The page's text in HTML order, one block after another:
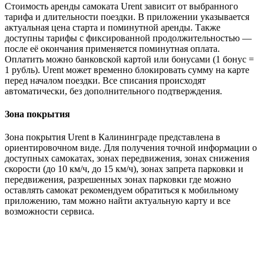
Стоимость аренды самоката Urent зависит от выбранного
тарифа и длительности поездки. В приложении указывается
актуальная цена старта и поминутной аренды. Также
доступны тарифы с фиксированной продолжительностью —
после её окончания применяется поминутная оплата.
Оплатить можно банковской картой или бонусами (1 бонус =
1 рубль). Urent может временно блокировать сумму на карте
перед началом поездки. Все списания происходят
автоматически, без дополнительного подтверждения.
Зона покрытия
Зона покрытия Urent в Калининграде представлена в
ориентировочном виде. Для получения точной информации о
доступных самокатах, зонах передвижения, зонах снижения
скорости (до 10 км/ч, до 15 км/ч), зонах запрета парковки и
передвижения, разрешенных зонах парковки где можно
оставлять самокат рекомендуем обратиться к мобильному
приложению, там можно найти актуальную карту и все
возможности сервиса.